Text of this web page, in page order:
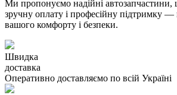
Ми пропонуємо надійні автозапчастини,
зручну оплату і професійну підтримку —
вашого комфорту і безпеки.
Швидка
доставка
Оперативно доставляємо по всій Україні